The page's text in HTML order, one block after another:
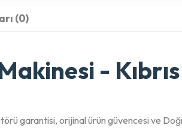
(0)
-
garantisi, orijinal ürün güvencesi ve